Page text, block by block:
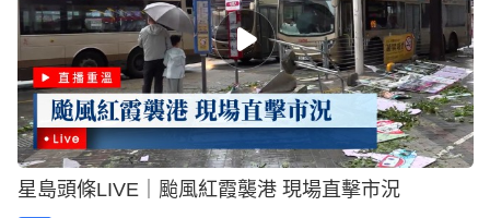
星島頭條LIVE｜颱風紅霞襲港 現場直擊市況